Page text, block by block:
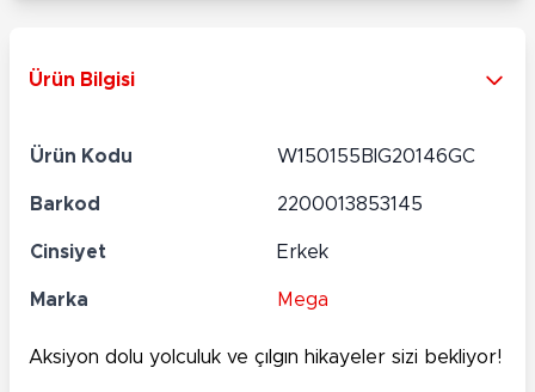
Ürün Bilgisi
Ürün Kodu W150155BIG20146GC
Barkod 2200013853145
Cinsiyet Erkek
Marka Mega
Aksiyon dolu yolculuk ve çılgın hikayeler sizi bekliyor!